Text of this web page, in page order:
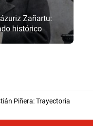
Zañartu:
histórico
Piñera: Trayectoria